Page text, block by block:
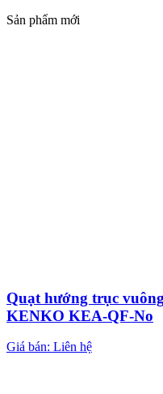
Sản phẩm mới
Quạt hướng trục
KENKO KEA-QF-No
Giá bán: Liên hệ